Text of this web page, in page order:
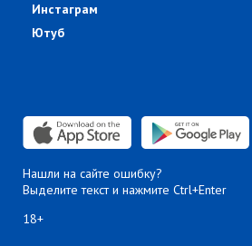
Инстаграм
Ютуб
Нашли на сайте ошибку?
Выделите текст и нажмите Ctrl+Enter
18+